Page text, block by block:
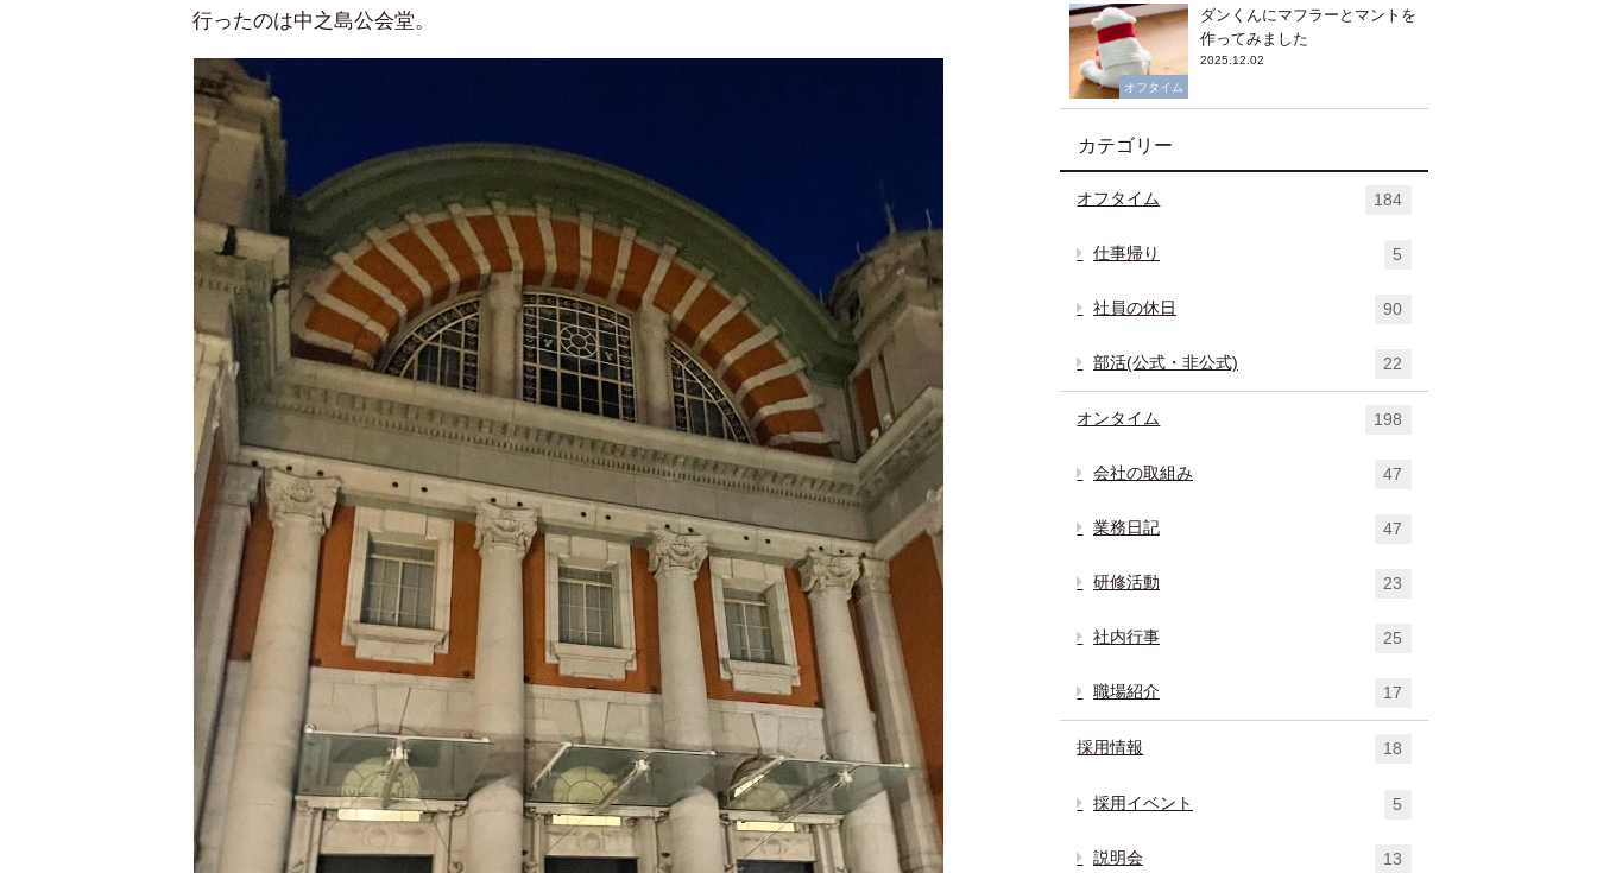
行ったのは中之島公会堂。
オフタイム
ダンくんにマフラーとマントを
作ってみました
2025.12.02
カテゴリー
オフタイム 184
仕事帰り 5
社員の休日 90
部活(公式・非公式) 22
オンタイム 198
会社の取組み 47
業務日記 47
研修活動 23
社内行事 25
職場紹介 17
採用情報 18
採用イベント 5
説明会 13